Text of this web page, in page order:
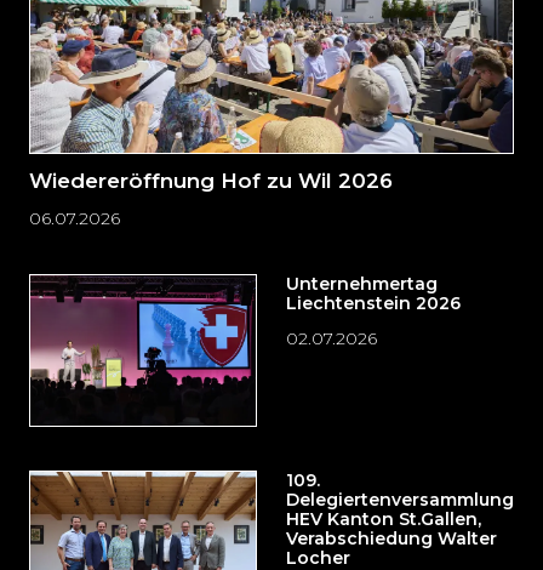
Wiedereröffnung Hof zu Wil 2026
06.07.2026
Unternehmertag
Liechtenstein 2026
02.07.2026
109.
Delegiertenversammlung
HEV Kanton St.Gallen,
Verabschiedung Walter
Locher